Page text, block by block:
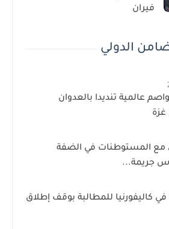
فيران
الدولي
عالمية تنديدا بالعدوان
غزة
مع المستوطنات في الضفة
جريمة...
كاليفورنيا للمطالبة بوقف إطلاق